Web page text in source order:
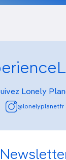
Lonely
@lonelyplanetfr